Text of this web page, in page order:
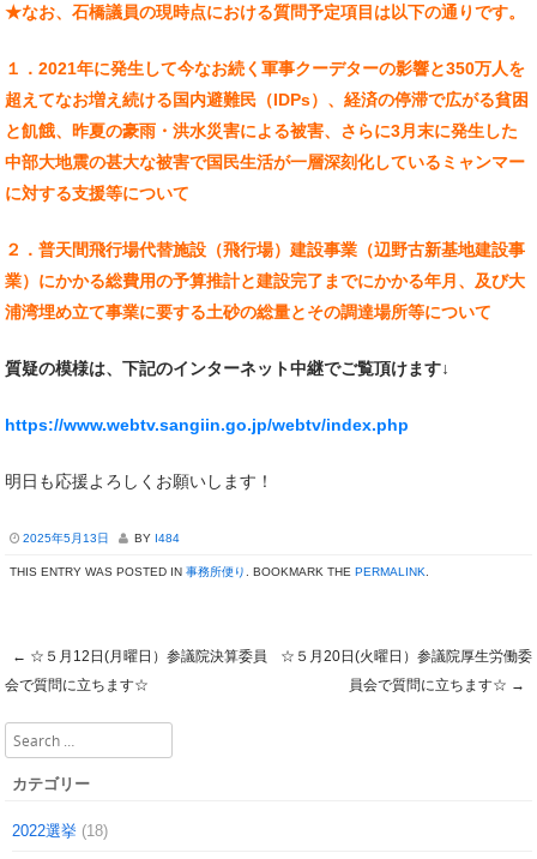
★なお、石橋議員の現時点における質問予定項目は以下の通りです。
１．2021年に発生して今なお続く軍事クーデターの影響と350万人を
超えてなお増え続ける国内避難民（IDPs）、経済の停滞で広がる貧困
と飢餓、昨夏の豪雨・洪水災害による被害、さらに3月末に発生した
中部大地震の甚大な被害で国民生活が一層深刻化しているミャンマー
に対する支援等について
２．普天間飛行場代替施設（飛行場）建設事業（辺野古新基地建設事
業）にかかる総費用の予算推計と建設完了までにかかる年月、及び大
浦湾埋め立て事業に要する土砂の総量とその調達場所等について
質疑の模様は、下記のインターネット中継でご覧頂けます↓
https://www.webtv.sangiin.go.jp/webtv/index.php
明日も応援よろしくお願いします！
2025年5月13日 BY I484
THIS ENTRY WAS POSTED IN 事務所便り . BOOKMARK THE PERMALINK
Post navigation
← ☆５月12日(月曜日）参議院決算委員
会で質問に立ちます☆
☆５月20日(火曜日）参議院厚生労働委
員会で質問に立ちます☆ →
Search
カテゴリー
2022選挙 (18)